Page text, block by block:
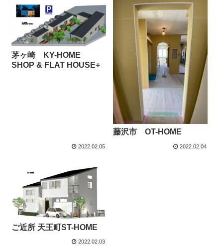
茅ヶ崎 KY-HOME
SHOP & FLAT HOUSE+
2022.02.05
藤沢市 OT-HOME
2022.02.04
ご近所 天王町ST-HOME
2022.02.03